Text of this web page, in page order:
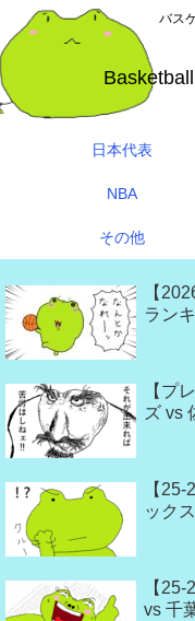
バス
日本代表
NBA
その他
【
ラン
【プ
ズ vs
【
ック
【
vs 千